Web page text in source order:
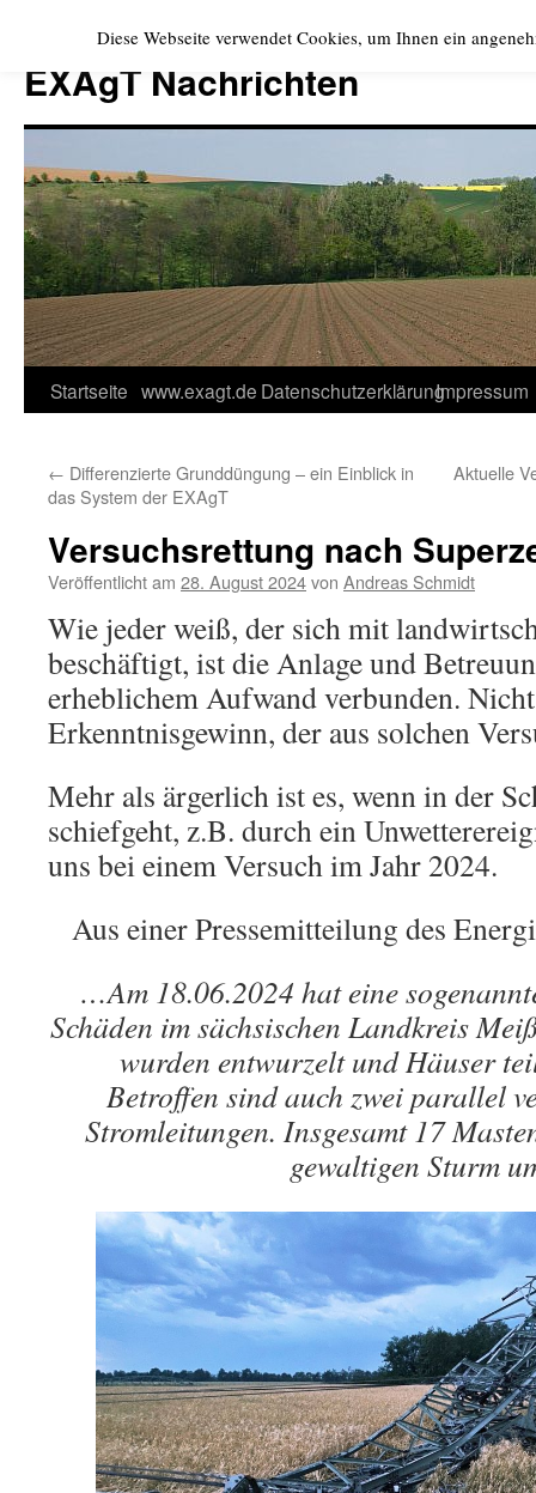
springen
EXAgT Nachrichten
Startseite www.exagt.de DatenschutzerklärungImpressum
← Differenzierte Grunddüngung – ein Einblick in
das System der EXAgT
Aktuelle
Versuchsrettung nach
Veröffentlicht am 28. August 2024von Andreas Schmidt
Wie jeder weiß, der sich mit
beschäftigt, ist die Anlage und
erheblichem Aufwand verbunden.
Erkenntnisgewinn, der aus solchen
Mehr als ärgerlich ist es, wenn in der
schiefgeht, z.B. durch ein
uns bei einem Versuch im Jahr 2024.
Aus einer Pressemitteilung des
…Am 18.06.2024 hat eine
Schäden im sächsischen Landkreis
wurden entwurzelt und Häuser
Betroffen sind auch zwei parallel
Stromleitungen. Insgesamt 17
gewaltigen Sturm
Diese Webseite verwendet Cookies, um Ihnen ein